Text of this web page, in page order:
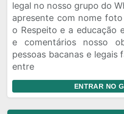
legal no nosso grupo do
apresente com nome
o Respeito e a educação
e comentários nosso
pessoas bacanas e legais
entre
ENTRAR NO